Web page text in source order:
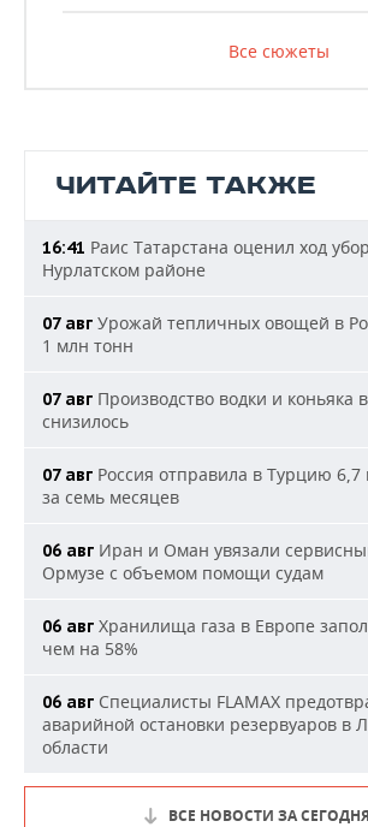
Все сюжеты
ЧИТАЙТЕ ТАКЖЕ
16:41 Раис Татарстана оценил ход
Нурлатском районе
07 авг Урожай тепличных овощей в
1 млн тонн
07 авг Производство водки и коньяка
снизилось
07 авг Россия отправила в Турцию
за семь месяцев
06 авг Иран и Оман увязали
Ормузе с объемом помощи судам
06 авг Хранилища газа в Европе
чем на 58%
06 авг Специалисты FLAMAX
аварийной остановки резервуаров в
области
ВСЕ НОВОСТИ ЗА СЕГОДНЯ